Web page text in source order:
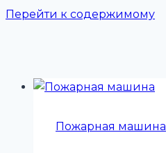
Перейти к содержимому
Пожарная машина